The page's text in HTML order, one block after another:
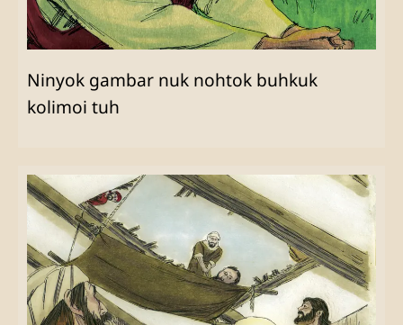
Ninyok gambar nuk nohtok buhkuk
kolimoi tuh